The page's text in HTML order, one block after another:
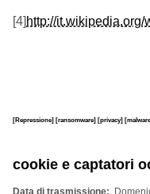
[4] http://
[Repressione] [ransomware] [privacy]
cookie e captatori
Data di trasmissione